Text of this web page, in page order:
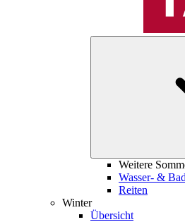
Weitere
Wasser- &
Reiten
Winter
Übersicht